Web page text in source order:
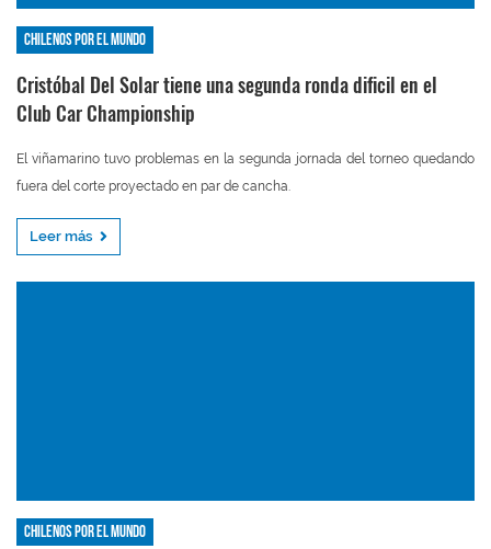
Chilenos por el mundo
Cristóbal Del Solar tiene una segunda ronda dificil en el
Club Car Championship
El viñamarino tuvo problemas en la segunda jornada del torneo quedando
fuera del corte proyectado en par de cancha.
Leer más
Chilenos por el mundo